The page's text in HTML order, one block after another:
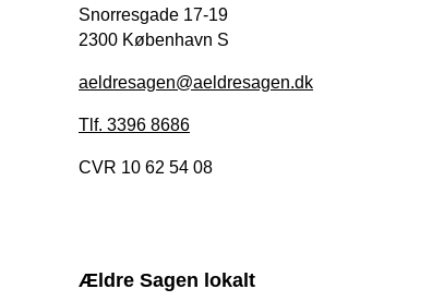
Snorresgade 17-19
2300 København S
aeldresagen@aeldresagen.dk
Tlf. 3396 8686
CVR 10 62 54 08
Ældre Sagen lokalt